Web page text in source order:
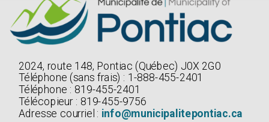
2024, route 148, Pontiac (Québec) J0X 2G0
Téléphone (sans frais) : 1-888-455-2401
Téléphone : 819-455-2401
Télécopieur : 819-455-9756
Adresse courriel : info@municipalitepontiac.ca